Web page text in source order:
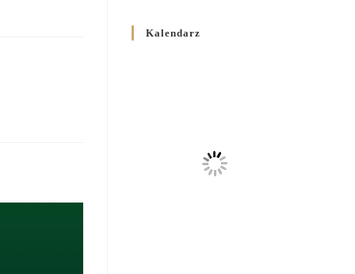
10 GRUDNIA 2025
Декрет про відзначення
Великодня і всіх рухомих
Kalendarz